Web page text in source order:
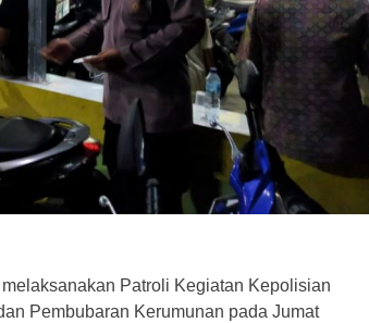
Patroli Kegiatan Kepolisian
Pembubaran Kerumunan pada Jumat